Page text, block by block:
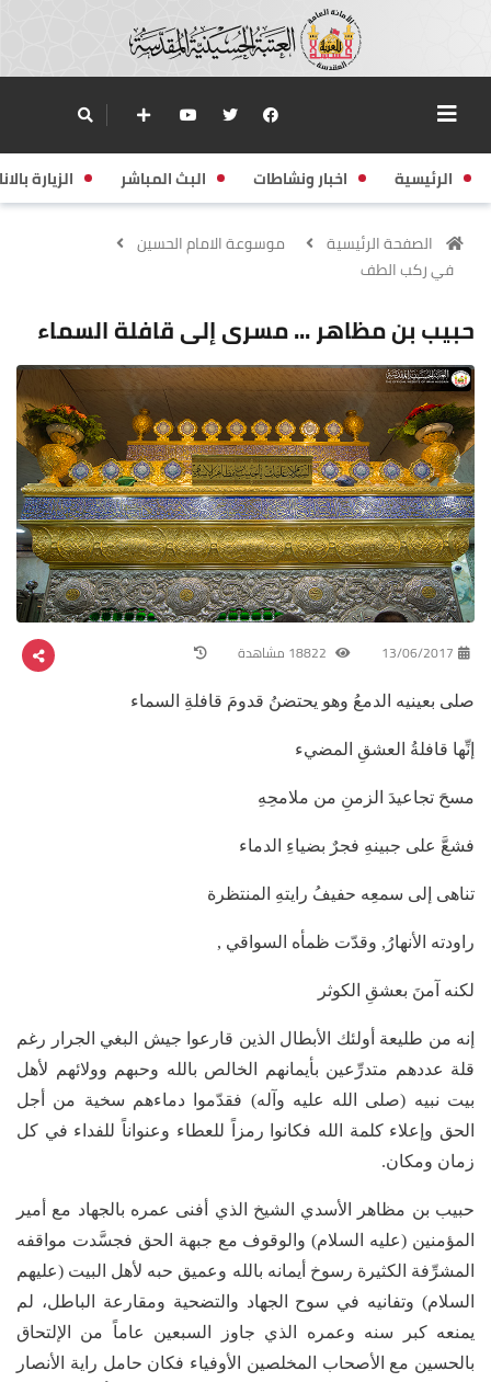
الرئيسية اخبار ونشاطات البث المباشر الزيارة
الصفحة الرئيسية
موسوعة الامام الحسين
في ركب الطف
حبيب بن مظاهر ... مسرى إلى قافلة السماء
13/06/2017
صلى بعينيه الدمعُ وهو يحتضنُ قدومَ قافلةِ السماء
إنِّها قافلةُ العشقِ المضيء
مسحَ تجاعيدَ الزمنِ من ملامحِهِ
فشعَّ على جبينهِ فجرٌ بضياءِ الدماء
تناهى إلى سمعِه حفيفُ رايتهِ المنتظرة
راودته الأنهارُ, وقدّت ظمأه السواقي ,
لكنه آمنَ بعشقِ الكوثر
إنه من طليعة أولئك الأبطال الذين قارعوا جيش البغي الجرار رغم
قلة عددهم متدرِّعين بأيمانهم الخالص بالله وحبهم وولائهم لأهل
بيت نبيه (صلى الله عليه وآله) فقدّموا دماءهم سخية من أجل
الحق وإعلاء كلمة الله فكانوا رمزاً للعطاء وعنواناً للفداء في كل
زمان ومكان.
حبيب بن مظاهر الأسدي الشيخ الذي أفنى عمره بالجهاد مع أمير
المؤمنين (عليه السلام) والوقوف مع جبهة الحق فجسَّدت مواقفه
المشرِّفة الكثيرة رسوخ أيمانه بالله وعميق حبه لأهل البيت (عليهم
السلام) وتفانيه في سوح الجهاد والتضحية ومقارعة الباطل، لم
يمنعه كبر سنه وعمره الذي جاوز السبعين عاماً من الإلتحاق
بالحسين مع الأصحاب المخلصين الأوفياء فكان حامل راية الأنصار